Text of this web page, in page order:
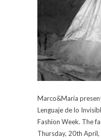
Marco&María
Lenguaje de lo
Fashion Week. The
Thursday, 20th